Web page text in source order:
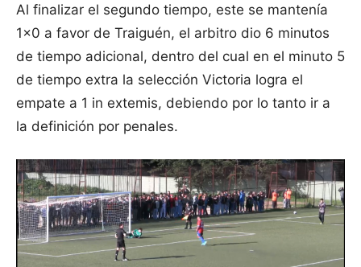
Al finalizar el segundo tiempo, este se mantenía
1×0 a favor de Traiguén, el arbitro dio 6 minutos
de tiempo adicional, dentro del cual en el minuto 5
de tiempo extra la selección Victoria logra el
empate a 1 in extemis, debiendo por lo tanto ir a
la definición por penales.